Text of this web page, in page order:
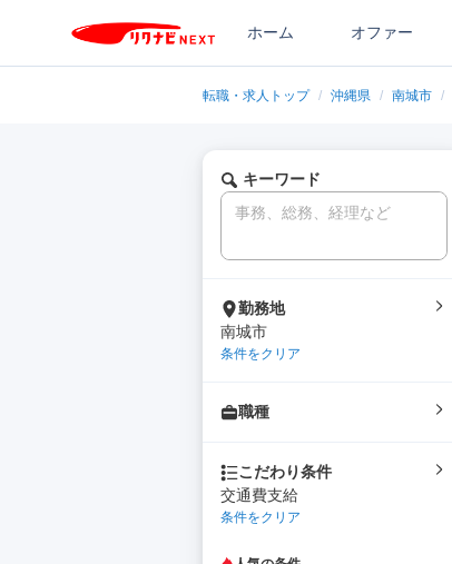
ホーム オファー
転職・求人トップ / 沖縄県 / 南城市 /
キーワード
勤務地
南城市
条件をクリア
職種
こだわり条件
交通費支給
条件をクリア